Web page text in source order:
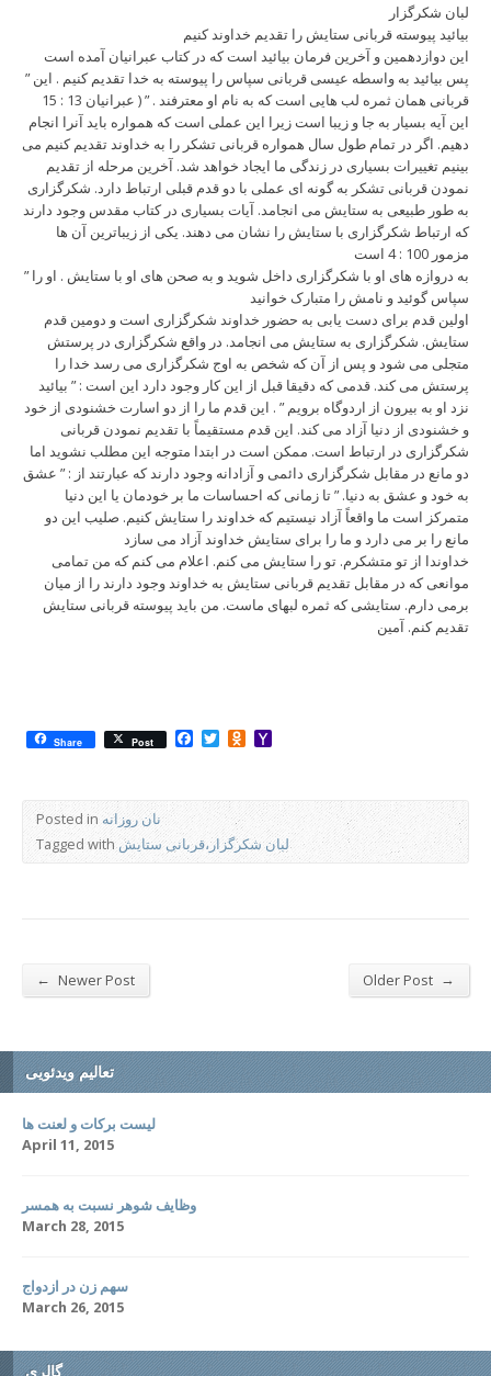
لبان شکرگزار
بیائید پیوسته قربانی ستایش را تقدیم خداوند کنیم
این دوازدهمین و آخرین فرمان بیائید است که در کتاب عبرانیان آمده است
” پس بیائید به واسطه عیسی قربانی سپاس را پیوسته به خدا تقدیم کنیم . این
قربانی همان ثمره لب هایی است که به نام او معترفند . ” ( عبرانیان 13 : 15
این آیه بسیار به جا و زیبا است زیرا این عملی است که همواره باید آنرا انجام
دهیم. اگر در تمام طول سال همواره قربانی تشکر را به خداوند تقدیم کنیم می
بینیم تغییرات بسیاری در زندگی ما ایجاد خواهد شد. آخرین مرحله از تقدیم
نمودن قربانی تشکر به گونه ای عملی با دو قدم قبلی ارتباط دارد. شکرگزاری
به طور طبیعی به ستایش می انجامد. آیات بسیاری در کتاب مقدس وجود دارند
که ارتباط شکرگزاری با ستایش را نشان می دهند. یکی از زیباترین آن ها
مزمور 100 : 4 است
” به دروازه های او با شکرگزاری داخل شوید و به صحن های او با ستایش . او را
سپاس گوئید و نامش را متبارک خوانید
اولین قدم برای دست یابی به حضور خداوند شکرگزاری است و دومین قدم
ستایش. شکرگزاری به ستایش می انجامد. در واقع شکرگزاری در پرستش
متجلی می شود و پس از آن که شخص به اوج شکرگزاری می رسد خدا را
پرستش می کند. قدمی که دقیقا قبل از این کار وجود دارد این است : ” بیائید
نزد او به بیرون از اردوگاه برویم ” . این قدم ما را از دو اسارت خشنودی از خود
و خشنودی از دنیا آزاد می کند. این قدم مستقیماً با تقدیم نمودن قربانی
شکرگزاری در ارتباط است. ممکن است در ابتدا متوجه این مطلب نشوید اما
دو مانع در مقابل شکرگزاری دائمی و آزادانه وجود دارند که عبارتند از : ” عشق
به خود و عشق به دنیا. ” تا زمانی که احساسات ما بر خودمان یا این دنیا
متمرکز است ما واقعاً آزاد نیستیم که خداوند را ستایش کنیم. صلیب این دو
مانع را بر می دارد و ما را برای ستایش خداوند آزاد می سازد
خداوندا از تو متشکرم. تو را ستایش می کنم. اعلام می کنم که من تمامی
موانعی که در مقابل تقدیم قربانی ستایش به خداوند وجود دارند را از میان
برمی دارم. ستایشی که ثمره لبهای ماست. من باید پیوسته قربانی ستایش
تقدیم کنم. آمین
Share Post Facebook
TwitterOdnoklassniki
Posted in نان روزانه
Tagged withلبان شکرگزار،قربانی ستایش
← Newer Post Older Post →
تعالیم ویدئویی
لیست برکات و لعنت ها
April 11, 2015
وظایف شوهر نسبت به همسر
March 28, 2015
سهم زن در ازدواج
March 26, 2015
گالری